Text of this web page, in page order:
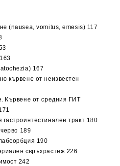
(nausea, vomitus, emesis) 117
167
кървене от неизвестен
Кървене от средния ГИТ
тракт 180
189
190
свръхрастеж 226
242